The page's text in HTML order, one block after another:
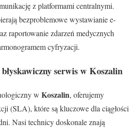
z platformami centralnymi.
bezproblemowe wystawianie e-
raportowanie zdarzeń medycznych
cyfryzacji.
serwis w Koszalin
w Koszalin, oferujemy
(SLA), które są kluczowe dla ciągłości
Nasi technicy doskonale znają